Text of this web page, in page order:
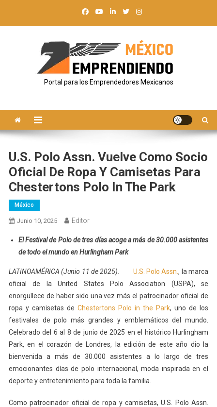
Portal para los Emprendedores Mexicanos
U.S. Polo Assn. Vuelve Como Socio
Oficial De Ropa Y Camisetas Para
Chestertons Polo In The Park
México
Junio 10, 2025 Editor
El Festival de Polo de tres días acoge a más de 30.000 asistentes
de todo el mundo en Hurlingham Park
LATINOAMÉRICA (Junio 11 de 2025). U.S. Polo Assn., la marca
oficial de la United States Polo Association (USPA), se
enorgullece de haber sido una vez más el patrocinador oficial de
ropa y camisetas de Chestertons Polo in the Park, uno de los
festivales de polo más grandes y emblemáticos del mundo.
Celebrado del 6 al 8 de junio de 2025 en el histórico Hurlingham
Park, en el corazón de Londres, la edición de este año dio la
bienvenida a más de 30.000 asistentes a lo largo de tres
emocionantes días de polo internacional, moda inspirada en el
deporte y entretenimiento para toda la familia.
Como patrocinador oficial de ropa y camisetas, U.S. Polo Assn.